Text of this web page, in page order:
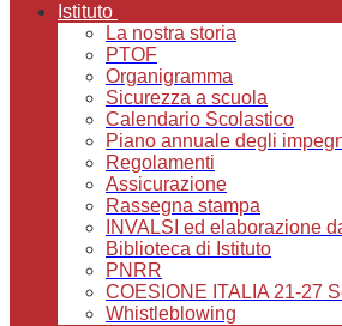
Istituto
La nostra storia
PTOF
Organigramma
Sicurezza a scuola
Calendario Scolastico
Piano annuale degli
Regolamenti
Assicurazione
Rassegna stampa
INVALSI ed elaborazione
Biblioteca di Istituto
PNRR
COESIONE ITALIA 21-27
Whistleblowing